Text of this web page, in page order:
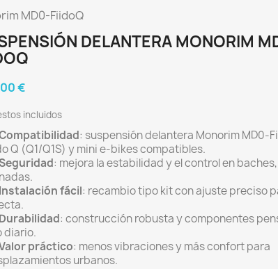
MD0-FiidoQ
DELANTERA MONORIM
€
incluidos
: suspensión delantera Monorim MD0-
Q (Q1/Q1S) y mini e-bikes compatibles.
: mejora la estabilidad y el control en
Instalación fácil: recambio tipo kit con ajuste preciso
Durabilidad: construcción robusta y componentes
diario.
práctico: menos vibraciones y más confort para
urbanos.